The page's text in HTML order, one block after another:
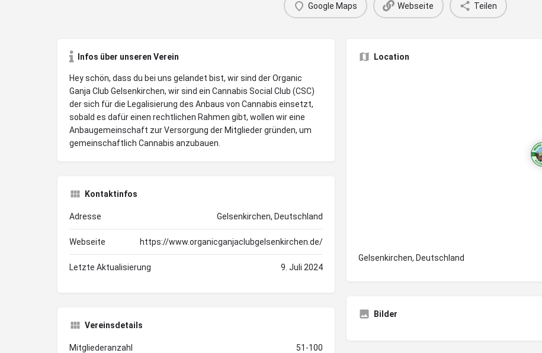
Google Maps Webseite Teilen
Infos über unseren Verein
Hey schön, dass du bei uns gelandet bist, wir sind der Organic
Ganja Club Gelsenkirchen, wir sind ein Cannabis Social Club (CSC)
der sich für die Legalisierung des Anbaus von Cannabis einsetzt,
sobald es dafür einen rechtlichen Rahmen gibt, wollen wir eine
Anbaugemeinschaft zur Versorgung der Mitglieder gründen, um
gemeinschaftlich Cannabis anzubauen.
Kontaktinfos
Adresse Gelsenkirchen, Deutschland
Webseite https://www.organicganjaclubgelsenkirchen.de/
Letzte Aktualisierung 9. Juli 2024
Vereinsdetails
Mitgliederanzahl 51-100
Location
Gelsenkirchen, Deutschland
Bilder